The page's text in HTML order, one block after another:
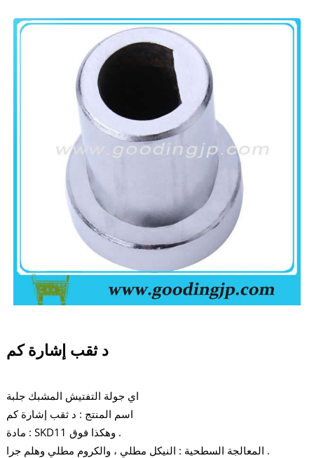
د ثقب إشارة كم
اي جولة التفتيش المشبك جلبة
اسم المنتج : د ثقب إشارة كم
مادة : SKD11 وهكذا فوق .
المعالجة السطحية : النيكل مطلي ، والكروم مطلي وهلم جرا .